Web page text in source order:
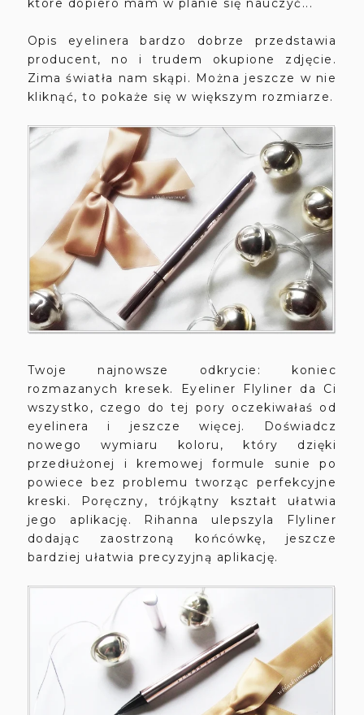
które dopiero mam w planie się nauczyć...
Opis eyelinera bardzo dobrze przedstawia
producent, no i trudem okupione zdjęcie.
Zima światła nam skąpi. Można jeszcze w nie
kliknąć, to pokaże się w większym rozmiarze.
Twoje najnowsze odkrycie: koniec
rozmazanych kresek. Eyeliner Flyliner da Ci
wszystko, czego do tej pory oczekiwałaś od
eyelinera i jeszcze więcej. Doświadcz
nowego wymiaru koloru, który dzięki
przedłużonej i kremowej formule sunie po
powiece bez problemu tworząc perfekcyjne
kreski. Poręczny, trójkątny kształt ułatwia
jego aplikację. Rihanna ulepszyla Flyliner
dodając zaostrzoną końcówkę, jeszcze
bardziej ułatwia precyzyjną aplikację.